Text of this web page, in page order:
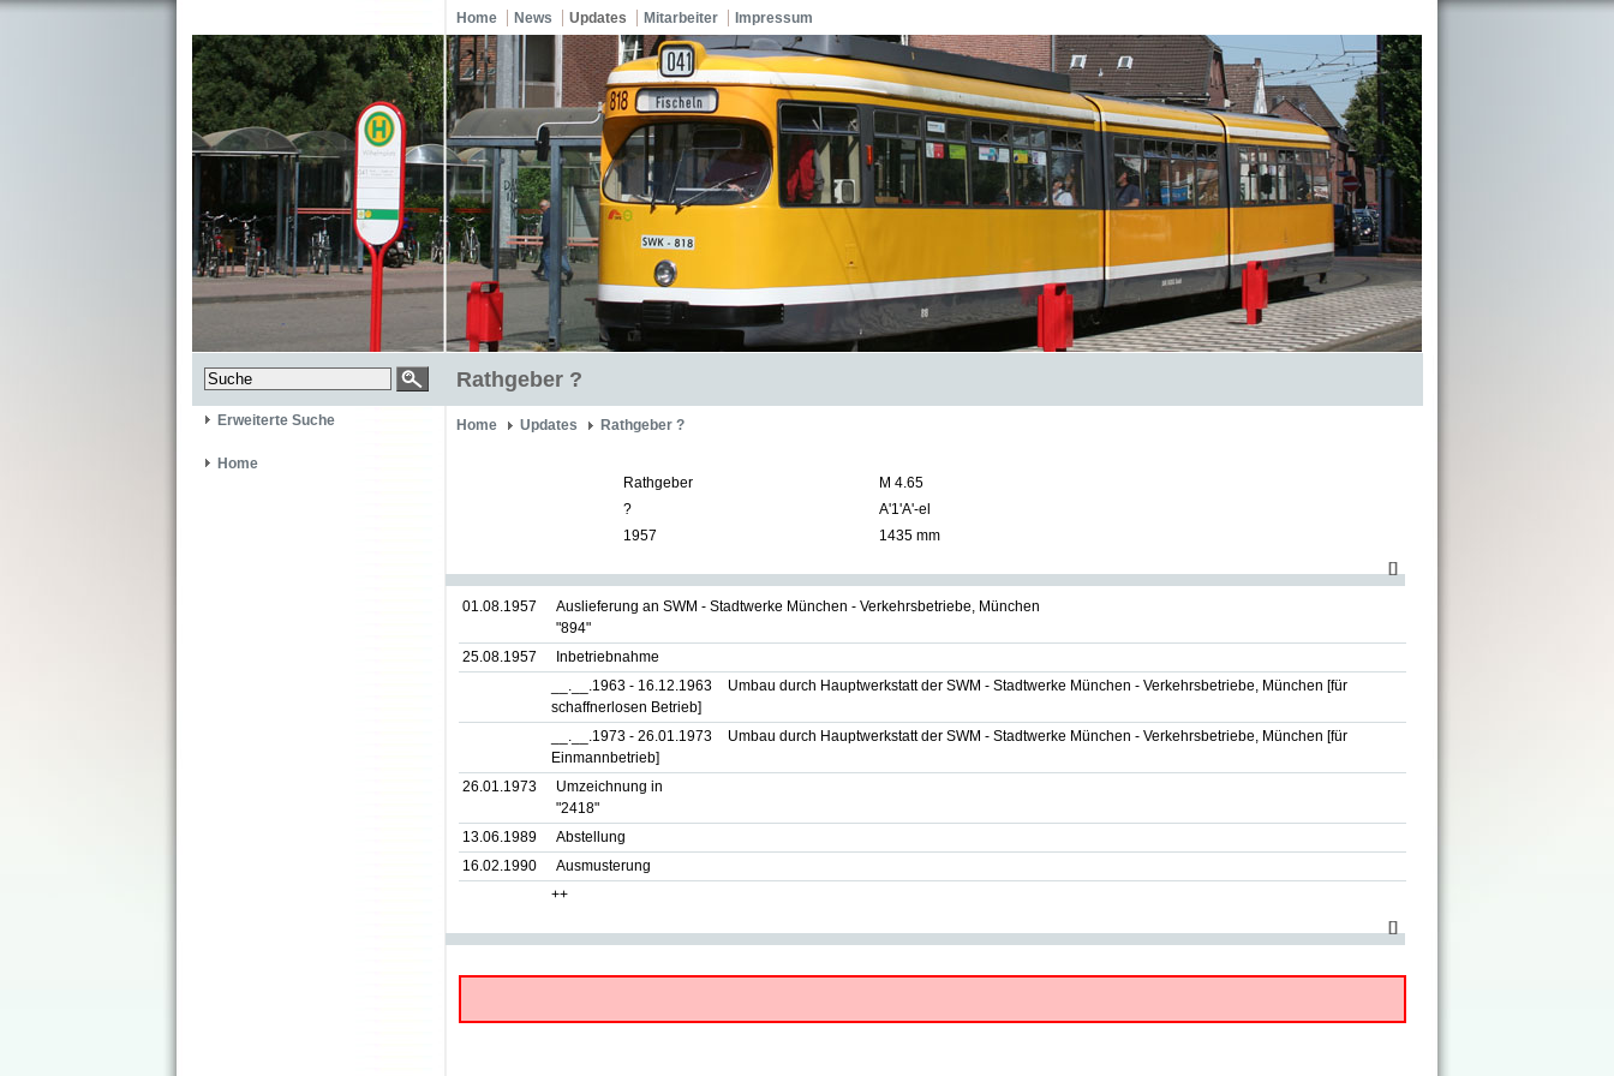
Home News Updates Mitarbeiter Impressum
Rathgeber ?
Erweiterte Suche
Home
Home Updates Rathgeber ?
Rathgeber
M 4.65
?
A'1'A'-el
1957
1435 mm
[]
01.08.1957
Auslieferung an SWM - Stadtwerke München - Verkehrsbetriebe, München
"894"
25.08.1957
Inbetriebnahme
__.__.1963 - 16.12.1963
Umbau durch Hauptwerkstatt der SWM - Stadtwerke München - Verkehrsbetriebe, München [für
schaffnerlosen Betrieb]
__.__.1973 - 26.01.1973
Umbau durch Hauptwerkstatt der SWM - Stadtwerke München - Verkehrsbetriebe, München [für
Einmannbetrieb]
26.01.1973
Umzeichnung in
"2418"
13.06.1989
Abstellung
16.02.1990
Ausmusterung
++
[]